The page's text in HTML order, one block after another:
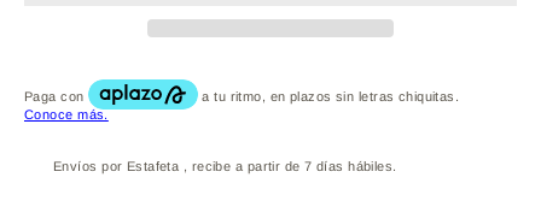
Envíos por Estafeta , recibe a partir de 7 días hábiles.